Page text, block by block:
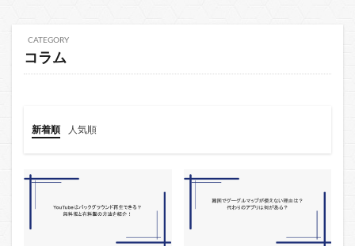
CATEGORY
コラム
新着順 人気順